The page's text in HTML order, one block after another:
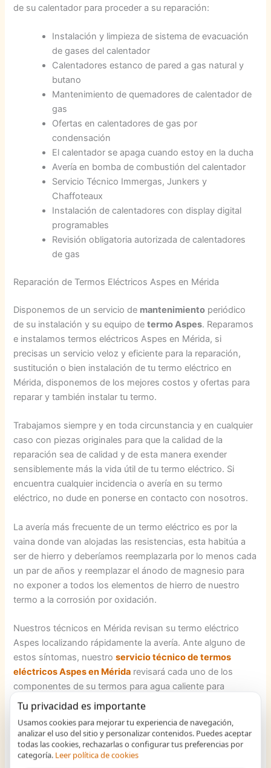
de su calentador para proceder a su reparación:
Instalación y limpieza de sistema de evacuación
de gases del calentador
Calentadores estanco de pared a gas natural y
butano
Mantenimiento de quemadores de calentador de
gas
Ofertas en calentadores de gas por
condensación
El calentador se apaga cuando estoy en la ducha
Avería en bomba de combustión del calentador
Servicio Técnico Immergas, Junkers y
Chaffoteaux
Instalación de calentadores con display digital
programables
Revisión obligatoria autorizada de calentadores
de gas
Reparación de Termos Eléctricos Aspes en Mérida
Disponemos de un servicio de mantenimiento periódico
de su instalación y su equipo determo Aspes. Reparamos
e instalamos termos eléctricos Aspes en Mérida, si
precisas un servicio veloz y eficiente para la reparación,
sustitución o bien instalación de tu termo eléctrico en
Mérida, disponemos de los mejores costos y ofertas para
reparar y también instalar tu termo.
Trabajamos siempre y en toda circunstancia y en cualquier
caso con piezas originales para que la calidad de la
reparación sea de calidad y de esta manera exender
sensiblemente más la vida útil de tu termo eléctrico. Si
encuentra cualquier incidencia o avería en su termo
eléctrico, no dude en ponerse en contacto con nosotros.
La avería más frecuente de un termo eléctrico es por la
vaina donde van alojadas las resistencias, esta habitúa a
ser de hierro y deberíamos reemplazarla por lo menos cada
un par de años y reemplazar el ánodo de magnesio para
no exponer a todos los elementos de hierro de nuestro
termo a la corrosión por oxidación.
Nuestros técnicos en Mérida revisan su termo eléctrico
Aspes localizando rápidamente la avería. Ante alguno de
estos síntomas, nuestroservicio técnico de termos
eléctricos Aspes en Mérida revisará cada uno de los
componentes de su termos para agua caliente para
proceder a su reparación:
Mal
funcionamiento
de las tuberías.
Tu privacidad es importante
Usamos cookies para mejorar tu experiencia de navegación,
analizar el uso del sitio y personalizar contenidos. Puedes aceptar
todas las cookies, rechazarlas o configurar tus preferencias por
categoría. Leer política de cookies